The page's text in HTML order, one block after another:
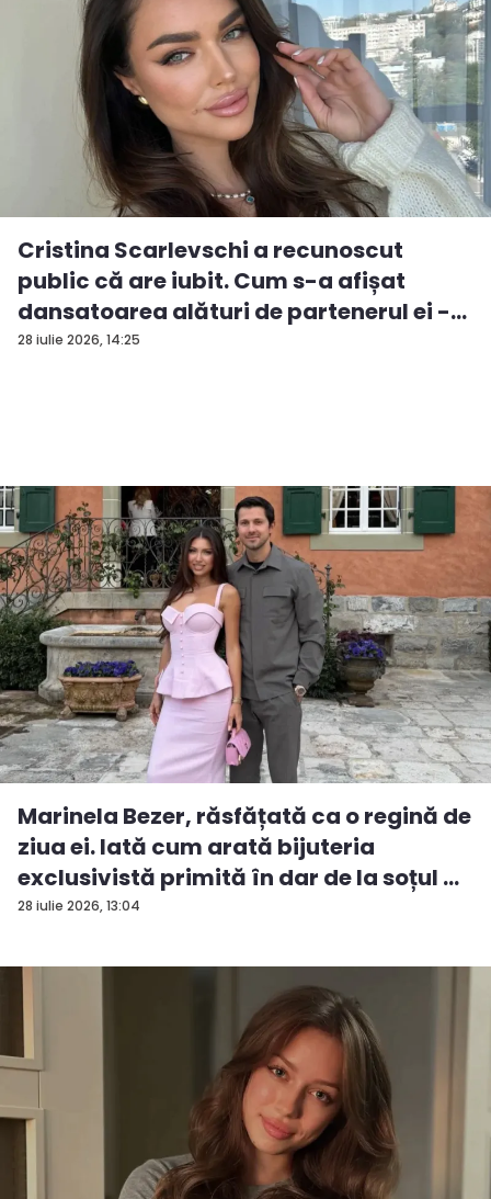
28 iulie 2026, 14:25
Cristina Scarlevschi a recunoscut
public că are iubit. Cum s-a afișat
dansatoarea alături de partenerul ei -
V...
28 iulie 2026, 13:04
Marinela Bezer, răsfățată ca o regină de
ziua ei. Iată cum arată bijuteria
exclusivistă primită în dar de la soțul ...